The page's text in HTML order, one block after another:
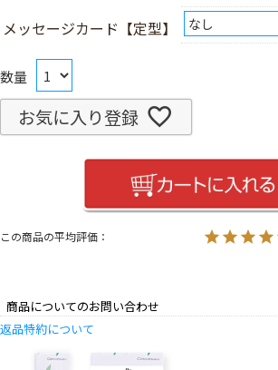
メッセージカード【定型】
お気に入り登録
商品についてのお問い合わせ
返品特約について